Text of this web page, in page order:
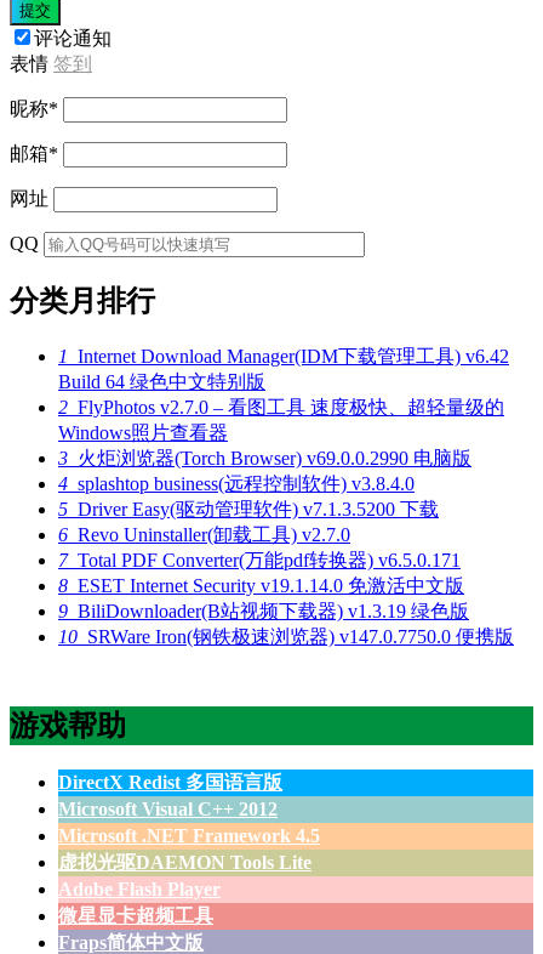
提交
评论通知
表情 签到
昵称*
邮箱*
网址
QQ
分类月排行
1 Internet Download Manager(IDM下载管理工具) v6.42
Build 64 绿色中文特别版
2 FlyPhotos v2.7.0 – 看图工具 速度极快、超轻量级的
Windows照片查看器
3 火炬浏览器(Torch Browser) v69.0.0.2990 电脑版
4 splashtop business(远程控制软件) v3.8.4.0
5 Driver Easy(驱动管理软件) v7.1.3.5200 下载
6 Revo Uninstaller(卸载工具) v2.7.0
7Total PDF Converter(万能pdf转换器) v6.5.0.171
8 ESET Internet Security v19.1.14.0 免激活中文版
9 BiliDownloader(B站视频下载器) v1.3.19 绿色版
10 SRWare Iron(钢铁极速浏览器) v147.0.7750.0 便携版
游戏帮助
DirectX Redist 多国语言版
Microsoft Visual C++ 2012
Microsoft .NET Framework 4.5
虚拟光驱DAEMON Tools Lite
Adobe Flash Player
微星显卡超频工具
Fraps简体中文版